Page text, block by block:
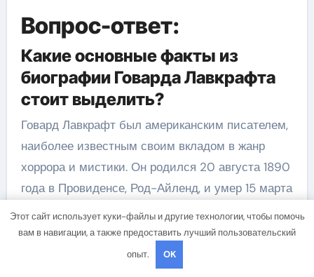
Вопрос-ответ:
Какие основные факты из
биографии Говарда Лавкрафта
стоит выделить?
Говард Лавкрафт был американским писателем,
наиболее известным своим вкладом в жанр
хоррора и мистики. Он родился 20 августа 1890
года в Провиденсе, Род-Айленд, и умер 15 марта
1937 года в том же городе. Лавкрафт начал
писать в раннем возрасте, но его работы не
были широко известны во время его жизни. И
только после его смерти его работы стали
Этот сайт использует куки-файлы и другие технологии, чтобы помочь
вам в навигации, а также предоставить лучший пользовательский
опыт.
OK